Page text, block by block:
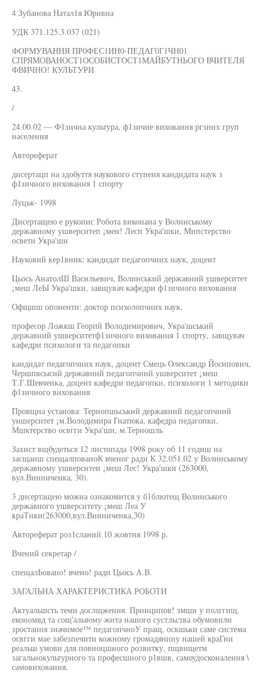
4 Зубанова Натал1я Юривна
УДК 371.125.3.037 (021)
ФОРМУВАННЯ ПР0ФЕС1ИН0-ПЕДАГ0Г1ЧН01
СПРЯМОВАНОСТ1ОСОБИСТОСТ1МАЙБУТНЬОГО ВЧИТЕЛЯ
ФВИЧНО! КУЛЬТУРИ
43.
/
24.00.02 — Ф1зична культура, ф1зичне виховання ргзних груп
населения
Автореферат
дисертацп на здобуття наукового ступеня кандидата наук з
ф1зичного внховання 1 спорту
Луцьк- 1998
Дисертащею е рукопис Робота виконана у Волинському
державному ушверситеп ¡мен! Лесп Укра'шки, Мнпстерство
освети Укра'ши
Науковий кер1вник: кандидат педагопчних наук, доцент
Цьось АнатолШ Васильевич, Волинський державний ушверситет
¡меш ЛеЫ Укра'шки, завщувач кафедри ф1зичного виховання
Офщшш опоненти: доктор психолопчних наук,
професор Ложкш Георпй Володимирович, Укра'шський
державний ушверситетф1зичного виховання 1 спорту, завщувач
кафедри психологи та педагопки
кандидат педагопчних наук, доцент Смець Олександр Йосиповнч,
Чершпвсысий державний педагопчний ушверситет ¡меш
Т.Г.Шевченка, доцент кафедри педагопки, психологи 1 методики
ф1зичного виховання
Провщна установа: Тернопшьський державний педагопчний
уншерситет ¡м.Володимира Гнатюка, кафедра педагопки,
Мшктерство освгги Укра'ши, м.Терношль
Захист вщбудеться 12 листопада 1998 року об 11 годиш на
засщанш спещалпованоК вченог ради К 32.051.02 у Волинському
державному ушверситеи ¡меш Лес! Укра'шки (263000,
вул.Винниченка, 30).
3 дисертащею можна ознакомится у б1блютещ Волинського
державного ушверситету ¡меш Леа У
краТнки(263000,вул.Винниченка,30)
Автореферат роз1сланий 10 жовтня 1998 р.
Вчений секретар /
спещалЬовано! вчено! ради Цьось А.В.
ЗАГАЛЬНА ХАРАКТЕРИСТИКА РОБОТИ
Актуальшсть теми дослщження. Принципов! змши у полггищ,
економвд та сощ'алыюму жита нашого сустльства обумовили
зростання значимое™ педагопчноУ пращ, оскшьки саме система
освгги мае забезпечити кожному громадянину нашей краГни
реальш умови для повноцшного розвитку, пщвищетм
загальнокультурного та професшного р1вшв, самоудосконалення \
самовиховання.